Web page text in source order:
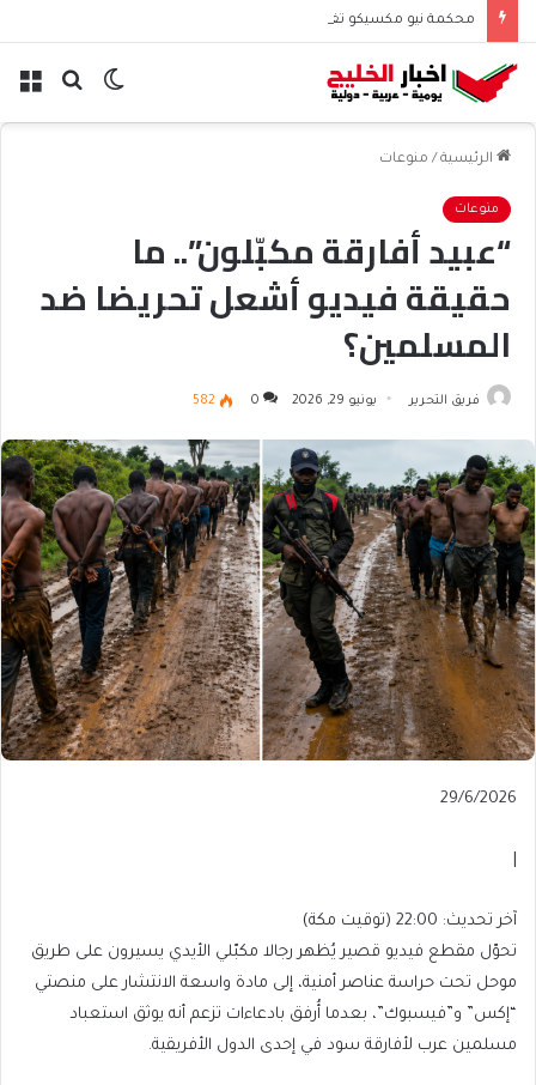
محكمة نيو مكسيكو تغرم ميتا نصف مليار دولار بسبب الأطفال
بحث الوضع
الرئيسية / منوعات
منوعات
“عبيد أفارقة مكبّلون”.. ما
حقيقة فيديو أشعل تحريضا ضد
المسلمين؟
فريق التحرير يونيو 29, 2026 0
582
Published
29/6/2026
آخر
تحديث:
22:00
(توقيت
مكة)
آخر تحديث: 22:00 (توقيت مكة)
تحوّل مقطع فيديو قصير يُظهر رجالا مكبّلي الأيدي يسيرون على طريق
موحل تحت حراسة عناصر أمنية، إلى مادة واسعة الانتشار على منصتي
“إكس” و”فيسبوك”، بعدما أُرفق بادعاءات تزعم أنه يوثق استعباد
مسلمين عرب لأفارقة سود في إحدى الدول الأفريقية.